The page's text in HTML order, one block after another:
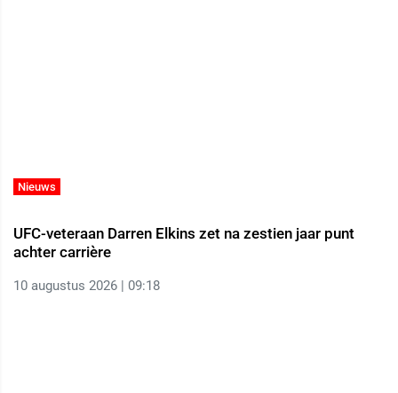
Nieuws
UFC-veteraan Darren Elkins zet na zestien jaar punt
achter carrière
10 augustus 2026 | 09:18